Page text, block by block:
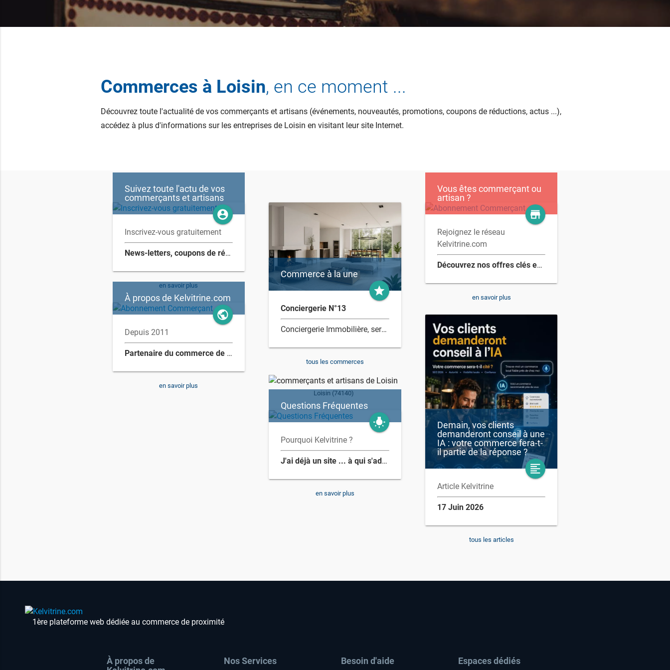
Commerces à Loisin, en ce moment ...
Découvrez toute l'actualité de vos commerçants et artisans (événements, nouveautés, promotions, coupons de réductions, actus ...),
accédez à plus d'informations sur les entreprises de Loisin en visitant leur site Internet.
Suivez toute l'actu de vos
commerçants et artisans
account_circle
Inscrivez-vous gratuitement
News-letters, coupons de réduction ...
en savoir plus
À propos de Kelvitrine.com
public
Depuis 2011
Partenaire du commerce de proximité
en savoir plus
Commerce à la une
grade
Conciergerie N°13
Conciergerie Immobilière, service de gestion locative courte durée
tous les commerces
Loisin (74140)
Questions Fréquentes
wb_incandescent
Pourquoi Kelvitrine ?
J'ai déjà un site ... à qui s'adresse vos offres ?
en savoir plus
Vous êtes commerçant ou
artisan ?
store
Rejoignez le réseau
Kelvitrine.com
Découvrez nos offres clés en mains
en savoir plus
Demain, vos clients
demanderont conseil à une
IA : votre commerce fera-t-
il partie de la réponse ?
format_align_left
Article Kelvitrine
17 Juin 2026
tous les articles
1ère plateforme web dédiée au commerce de proximité
À propos de
Nos Services Besoin d'aide Espaces dédiés